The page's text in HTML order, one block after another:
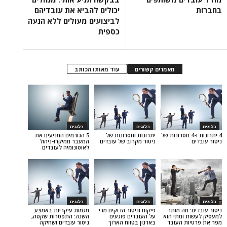
יכולים להביא את עובדיהם
לביצועים מעולים ללא הנעה
עוד מאותו הכותב
בלוגים
5 הגורמים המניעים את
המעבר ממיקרו-ניהול
לאוטונומיה לעובדים
בלוגים
יתרונות וחסרונות של
ניטור מקרוב של עובדים
ו-4 חסרונות של
בלוגים
מגמות עיקריות באמצע
השנה: התפטרות שקטה,
ניטור עובדים ושחיקה
בלוגים
פיקוח וניטור הדוקים מדי
על העובדים פוגעים
בארגון בטווח הארוך
מותר
הוא
העובד